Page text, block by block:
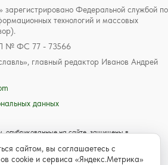
зарегистрировано Федеральной службой по
технологий и массовых
№ ФС 77 - 73566
главный редактор Иванов Андрей
данных
опубликованные на сайте, защищены в
законодательством об авторском
текстовых, фото, аудио и
с согласия правообладателя с обязательной
сайтом, вы соглашаетесь с
cookie и сервиса «Яндекс.Метрика»